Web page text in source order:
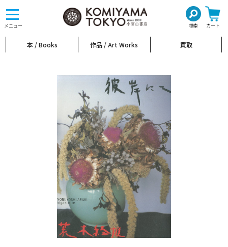
メニュー 検索 カート
toggle
navigation
本 / Books 作品 / Art Works 買取